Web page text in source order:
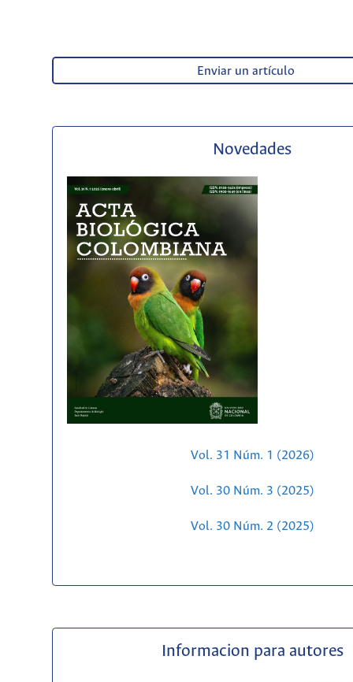
Enviar un artículo
Novedades
Vol. 31 Núm. 1 (2026)
Vol. 30 Núm. 3 (2025)
Vol. 30 Núm. 2 (2025)
Informacion para autores